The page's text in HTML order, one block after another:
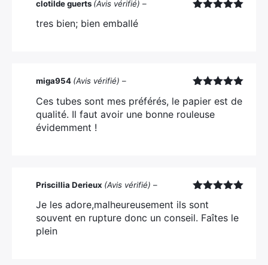
clotilde guerts (Avis vérifié) –
tres bien; bien emballé
5
miga954 (Avis vérifié) –
Ces tubes sont mes préférés, le papier est de
qualité. Il faut avoir une bonne rouleuse
évidemment !
5
Priscillia Derieux (Avis vérifié) –
Je les adore,malheureusement ils sont
souvent en rupture donc un conseil. Faîtes le
plein